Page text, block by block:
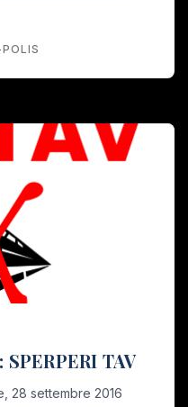
SPERPERI TAV
28 settembre 2016